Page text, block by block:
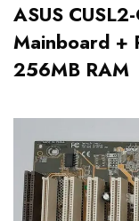
ASUS
Mainboard +
256MB RAM